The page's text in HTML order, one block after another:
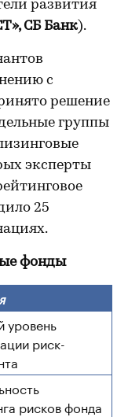
развития
СБ Банк).
с
решение
группы
эксперты
25
фонды
уровень
риск-
рисков фонда